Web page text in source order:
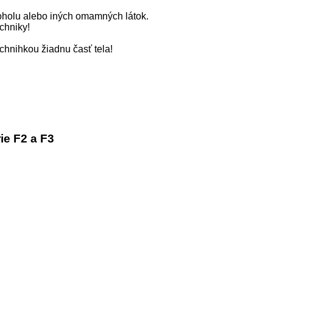
alebo iných omamných látok.
žiadnu časť tela!
F2 a F3